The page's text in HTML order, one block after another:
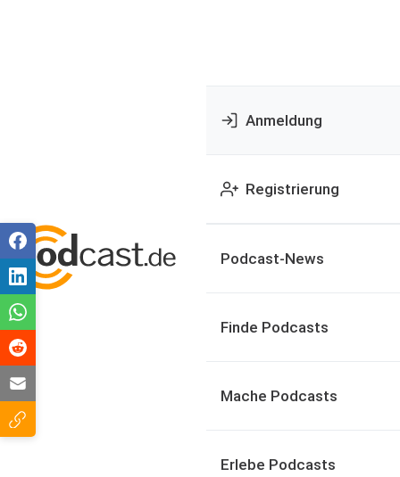
Anmeldung
Registrierung
Podcast-News
Finde Podcasts
Mache Podcasts
Erlebe Podcasts